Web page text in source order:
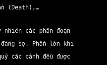
(Death),…
nhiên các phân đoạn
sợ. Phần lớn khi
các cảnh đều được